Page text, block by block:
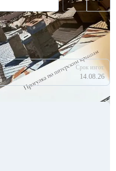
Срок изгот.
14.08.26